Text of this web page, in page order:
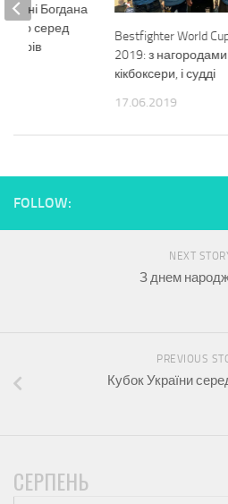
Bestfighter World
2019: з нагородами
кікбоксери, і судді
17.06.2019
імені Богдана
серед
FOLLOW:
NEXT
З днем
PREVIOUS
Кубок України
СЕРПЕНЬ